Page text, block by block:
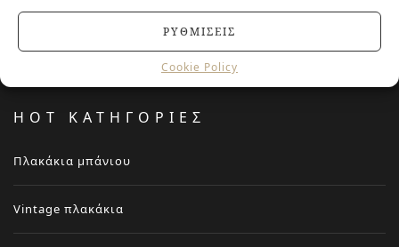
ΡΥΘΜΊΣΕΙΣ
Cookie Policy
23 ΑΠΡΙΛΊΟΥ, 2026
HOT ΚΑΤΗΓΟΡΙΕΣ
Πλακάκια μπάνιου
Vintage πλακάκια